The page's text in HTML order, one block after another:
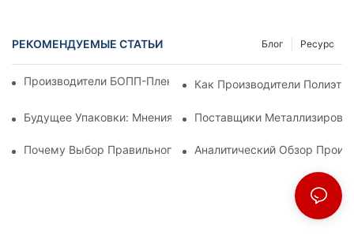
РЕКОМЕНДУЕМЫЕ СТАТЬИ Ресурс
Блог
Производители БОПП-Пленки: Основа Гибкой Упаковки
Как Производители
Будущее Упаковки: Мнения Ведущих Производителей
Поставщики
Почему Выбор Правильного Поставщика БОПП-Пленки
Аналитический Обзор